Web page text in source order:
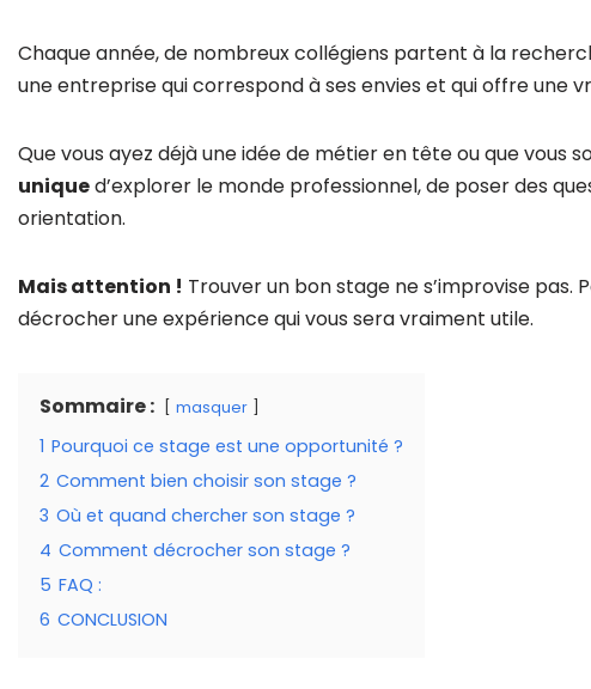
Chaque année, de nombreux collégiens partent à la
une entreprise qui correspond à ses envies et qui offre une
Que vous ayez déjà une idée de métier en tête ou que vous
uniqued’explorer le monde professionnel, de poser des
orientation.
Mais attention ! Trouver un bon stage ne s’improvise pas.
décrocher une expérience qui vous sera vraiment utile.
Sommaire : masquer
1 Pourquoi ce stage est une opportunité ?
2 Comment bien choisir son stage ?
3 Où et quand chercher son stage ?
4 Comment décrocher son stage ?
5 FAQ :
6 CONCLUSION